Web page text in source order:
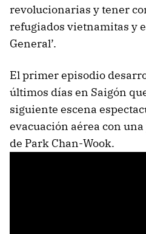
revolucionarias y tener
refugiados vietnamitas y
General’.
El primer episodio
últimos días en Saigón
siguiente escena
evacuación aérea con
de Park Chan-Wook.